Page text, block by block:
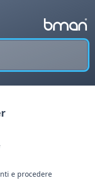
e procedere